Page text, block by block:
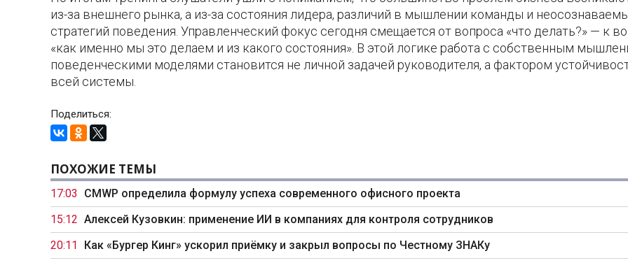
из-за внешнего рынка, а из-за состояния лидера, различий в мышлении команды и
стратегий поведения. Управленческий фокус сегодня смещается от вопроса «что делать?» — к
«как именно мы это делаем и из какого состояния». В этой логике работа с собственным
поведенческими моделями становится не личной задачей руководителя, а фактором
всей системы.
Поделиться:
ПОХОЖИЕ ТЕМЫ
17:03
CMWP определила формулу успеха современного офисного проекта
15:12 Алексей Кузовкин: применение ИИ в компаниях для контроля сотрудников
20:11
Как «Бургер Кинг» ускорил приёмку и закрыл вопросы по Честному ЗНАКу